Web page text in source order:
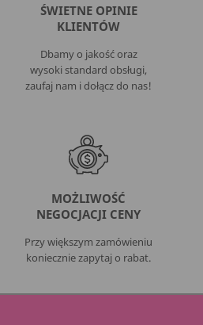
ŚWIETNE OPINIE
KLIENTÓW
Dbamy o jakość oraz
wysoki standard obsługi,
zaufaj nam i dołącz do nas!
MOŻLIWOŚĆ
NEGOCJACJI CENY
Przy większym zamówieniu
koniecznie zapytaj o rabat.